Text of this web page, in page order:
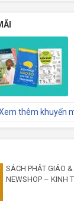
thêm khuyến
SÁCH PHẬT GIÁO &
NEWSHOP – KINH